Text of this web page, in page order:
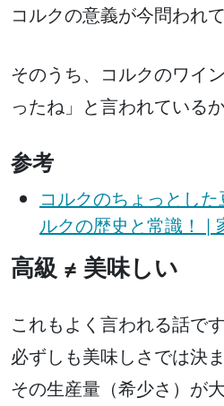
コルクの意義が今問われて
そのうち、コルクのワイ
ったね」と言われている
参考
コルクのちょっとし
ルクの歴史と常識！ |
高級 ≠ 美味しい
これもよく言われる話で
必ずしも美味しさでは決
その生産量（希少さ）が